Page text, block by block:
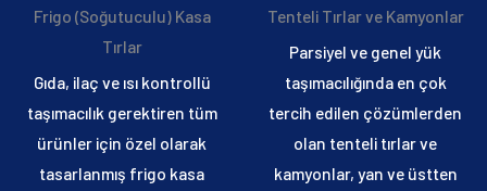
Frigo (Soğutuculu) Kasa
Tırlar
Gıda, ilaç ve ısı kontrollü
taşımacılık gerektiren tüm
ürünler için özel olarak
tasarlanmış frigo kasa
Tenteli Tırlar ve Kamyonlar
Parsiyel ve genel yük
taşımacılığında en çok
tercih edilen çözümlerden
olan tenteli tırlar ve
kamyonlar, yan ve üstten